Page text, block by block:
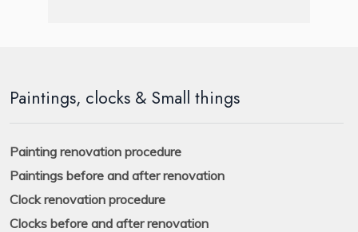
Paintings, clocks & Small things
Painting renovation procedure
Paintings before and after renovation
Clock renovation procedure
Clocks before and after renovation